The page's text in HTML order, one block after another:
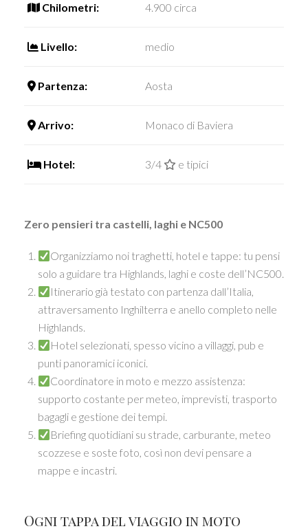
Chilometri: 4.900 circa
Livello: medio
Partenza: Aosta
Arrivo: Monaco di Baviera
Hotel: 3/4 e tipici
Zero pensieri tra castelli, laghi e NC500
Organizziamo noi traghetti, hotel e tappe: tu pensi
solo a guidare tra Highlands, laghi e coste dell’NC500.
Itinerario già testato con partenza dall’Italia,
attraversamento Inghilterra e anello completo nelle
Highlands.
Hotel selezionati, spesso vicino a villaggi, pub e
punti panoramici iconici.
Coordinatore in moto e mezzo assistenza:
supporto costante per meteo, imprevisti, trasporto
bagagli e gestione dei tempi.
Briefing quotidiani su strade, carburante, meteo
scozzese e soste foto, così non devi pensare a
mappe e incastri.
Ogni tappa del viaggio in moto